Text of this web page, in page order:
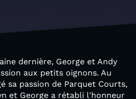
dernière, George et Andy
aux petits oignons. Au
sa passion de Parquet Courts,
et George a rétabli l'honneur